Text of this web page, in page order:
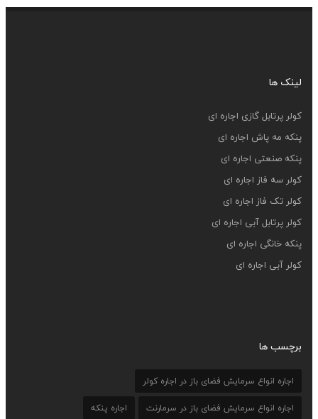
لینک ها
کولر پرتابل گازی اجاره ای
پنکه مه پاش اجاره ای
پنکه صنعتی اجاره ای
کولر سه فاز اجاره ای
کولر تک فاز اجاره ای
کولر پرتابل آبی اجاره ای
پنکه خانگی اجاره ای
کولر آبی اجاره ای
برچسب ها
اجاره انواع سرمایش فضای باز در اجاره کولر
اجاره انواع سرمایش فضای باز در سرمارنت
اجاره پنکه